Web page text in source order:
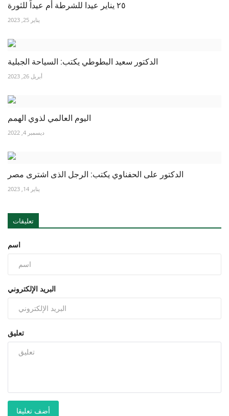
٢٥ يناير عيدا للشرطة أم عيداً للثورة
يناير 25, 2023
الدكتور سعيد البطوطي يكتب: السياحة الجبلية
أبريل 26, 2023
اليوم العالمي لذوي الهمم
ديسمبر 4, 2022
الدكتور على الحفناوي يكتب: الرجل الذى اشترى مصر
يناير 14, 2023
تعليقات
اسم
البريد الإلكتروني
تعليق
أضف تعليقا